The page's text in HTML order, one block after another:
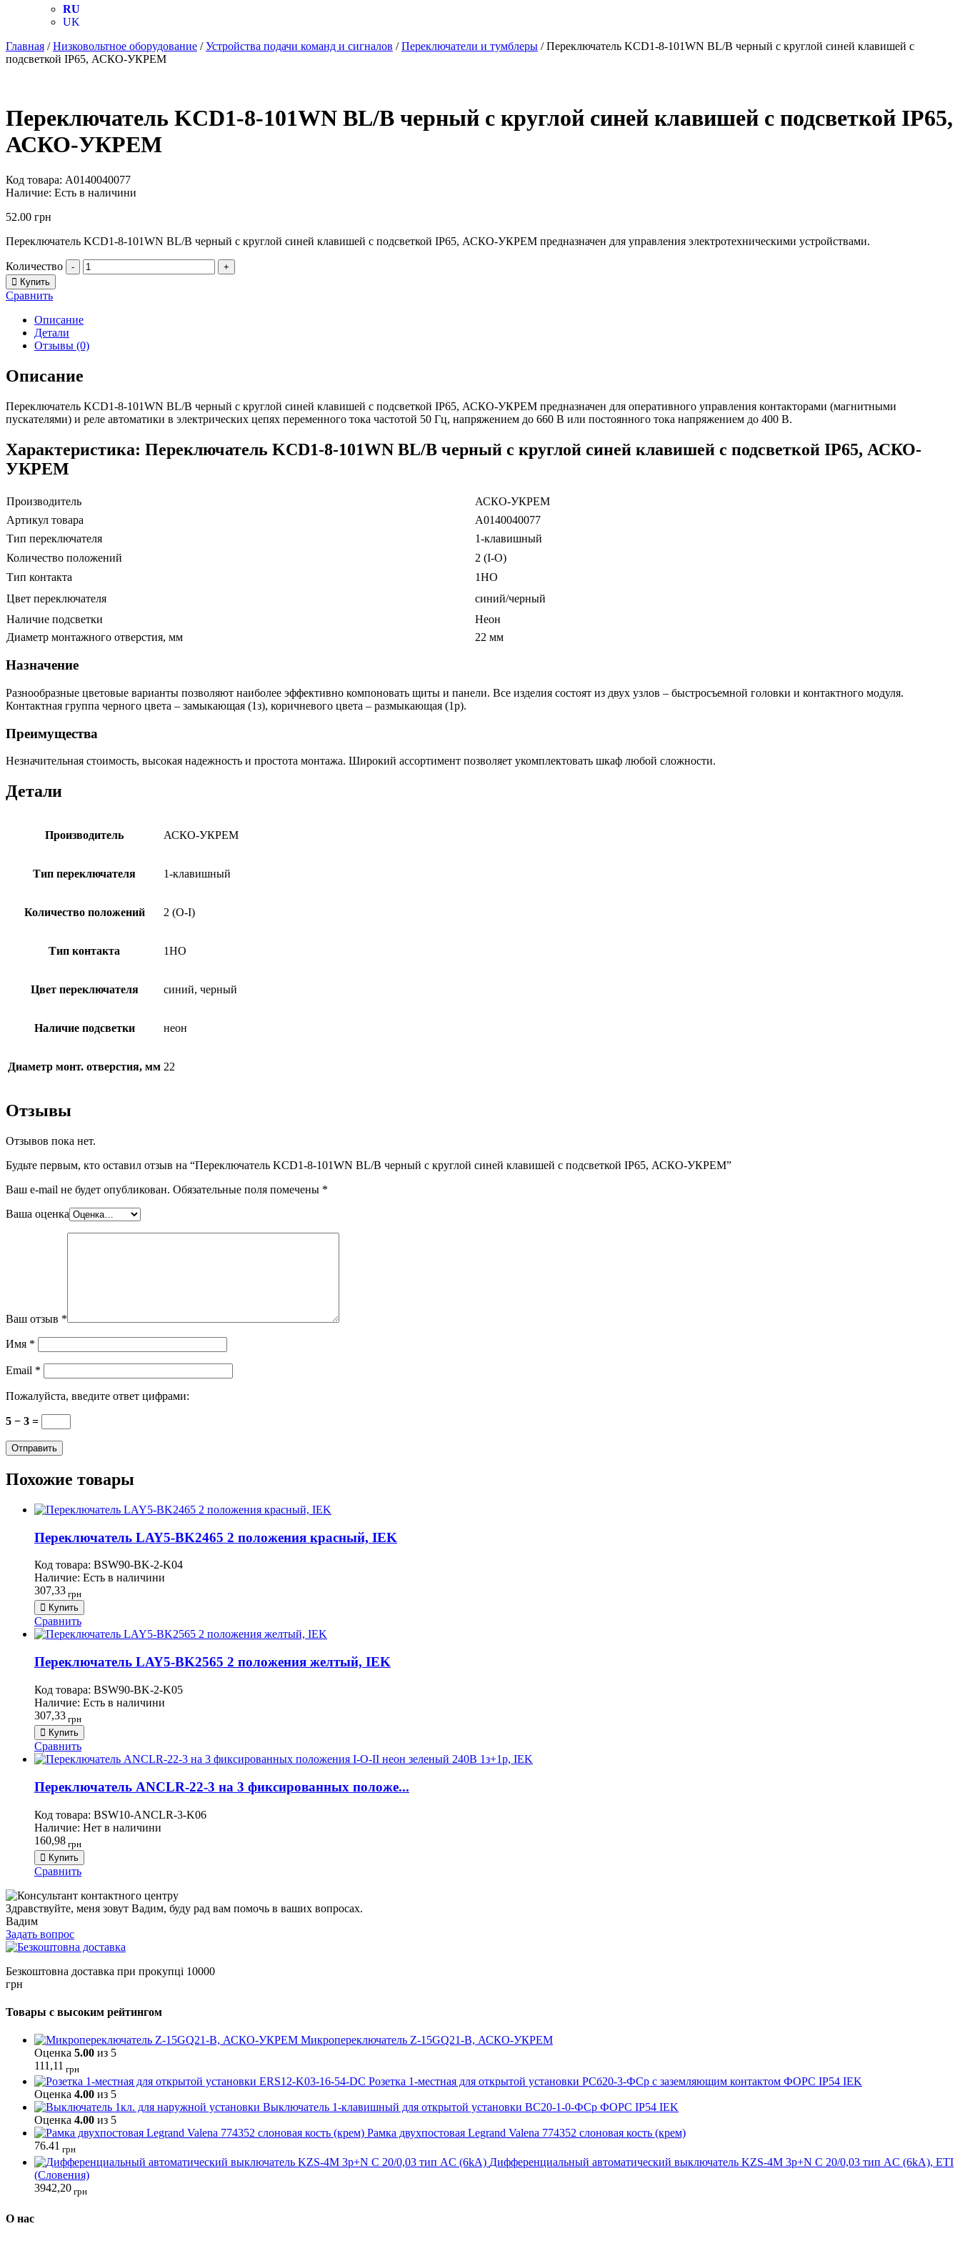
RU
UK
Главная /Низковольтное оборудование /Устройства подачи команд и сигналов /Переключатели и тумблеры / Переключатель KCD1-8-101WN BL/B черный с круглой синей клавишей с
подсветкой IP65, АСКО-УКРЕМ
Переключатель KCD1-8-101WN BL/B черный с круглой синей клавишей с подсветкой IP65,
АСКО-УКРЕМ
Код товара: A0140040077
Наличие: Есть в наличини
52.00 грн
Переключатель KCD1-8-101WN BL/B черный с круглой синей клавишей с подсветкой IP65, АСКО-УКРЕМ предназначен для управления электротехническими устройствами.
Количество -
+
Купить
Сравнить
Описание
Детали
Отзывы (0)
Описание
Переключатель KCD1-8-101WN BL/B черный с круглой синей клавишей с подсветкой IP65, АСКО-УКРЕМ предназначен для оперативного управления контакторами (магнитными
пускателями) и реле автоматики в электрических цепях переменного тока частотой 50 Гц, напряжением до 660 В или постоянного тока напряжением до 400 В.
Характеристика: Переключатель KCD1-8-101WN BL/B черный с круглой синей клавишей с подсветкой IP65, АСКО-
УКРЕМ
Производитель
АСКО-УКРЕМ
Артикул товара
A0140040077
Тип переключателя
1-клавишный
Количество положений
2 (I-O)
Тип контакта
1НО
Цвет переключателя
синий/черный
Наличие подсветки
Неон
Диаметр монтажного отверстия, мм
22 мм
Назначение
Разнообразные цветовые варианты позволяют наиболее эффективно компоновать щиты и панели. Все изделия состоят из двух узлов – быстросъемной головки и контактного модуля.
Контактная группа черного цвета – замыкающая (1з), коричневого цвета – размыкающая (1р).
Преимущества
Незначительная стоимость, высокая надежность и простота монтажа. Широкий ассортимент позволяет укомплектовать шкаф любой сложности.
Детали
Производитель АСКО-УКРЕМ
Тип переключателя 1-клавишный
Количество положений 2 (O-I)
Тип контакта 1НО
Цвет переключателя синий, черный
Наличие подсветки неон
Диаметр монт. отверстия, мм 22
Отзывы
Отзывов пока нет.
Будьте первым, кто оставил отзыв на “Переключатель KCD1-8-101WN BL/B черный с круглой синей клавишей с подсветкой IP65, АСКО-УКРЕМ”
Ваш e-mail не будет опубликован. Обязательные поля помечены *
Ваша оценка
Ваш отзыв *
Имя *
Email *
Пожалуйста, введите ответ цифрами:
5 − 3 =
Похожие товары
Переключатель LAY5-BK2465 2 положения красный, IEK
Код товара: BSW90-BK-2-K04
Наличие: Есть в наличини
307,33 грн
Купить
Сравнить
Переключатель LAY5-BK2565 2 положения желтый, IEK
Код товара: BSW90-BK-2-K05
Наличие: Есть в наличини
307,33 грн
Купить
Сравнить
Переключатель ANCLR-22-3 на 3 фиксированных положе...
Код товара: BSW10-ANCLR-3-K06
Наличие: Нет в наличини
160,98 грн
Купить
Сравнить
Здравствуйте, меня зовут Вадим, буду рад вам помочь в ваших вопросах.
Вадим
Задать вопрос
Безкоштовна доставка при прокупці 10000
грн
Товары с высоким рейтингом
Микропереключатель Z-15GQ21-B, АСКО-УКРЕМ
Оценка 5.00 из 5
111,11 грн
Розетка 1-местная для открытой установки РСб20-3-ФСр с заземляющим контактом ФОРС IP54 IEK
Оценка 4.00 из 5
Выключатель 1-клавишный для открытой установки ВС20-1-0-ФСр ФОРС IP54 IEK
Оценка 4.00 из 5
Рамка двухпостовая Legrand Valena 774352 слоновая кость (крем)
76.41 грн
Дифференциальный автоматический выключатель KZS-4M 3p+N C 20/0,03 тип AC (6kA), ETI
(Словения)
3942,20 грн
О нас